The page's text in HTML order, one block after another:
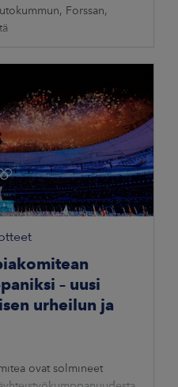
Forssan,
– uusi
urheilun ja
ovat solmineet